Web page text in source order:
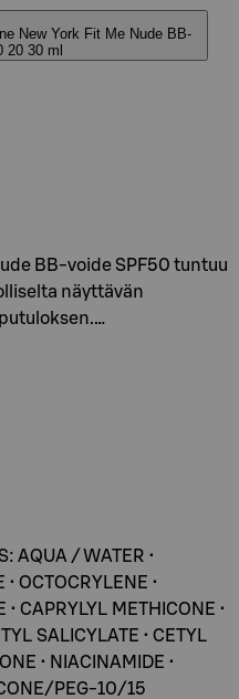
New York Fit Me Nude BB-
20 30 ml
BB-voide SPF50 tuntuu
näyttävän
AQUA / WATER •
OCTOCRYLENE •
CAPRYLYL METHICONE •
SALICYLATE • CETYL
• NIACINAMIDE •
PEG-10/15